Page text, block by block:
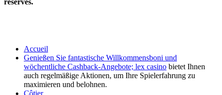
réservés.
Accueil
Genießen Sie fantastische Willkommensboni und
wöchentliche Cashback-Angebote; lex casino bietet Ihnen
auch regelmäßige Aktionen, um Ihre Spielerfahrung zu
maximieren und belohnen.